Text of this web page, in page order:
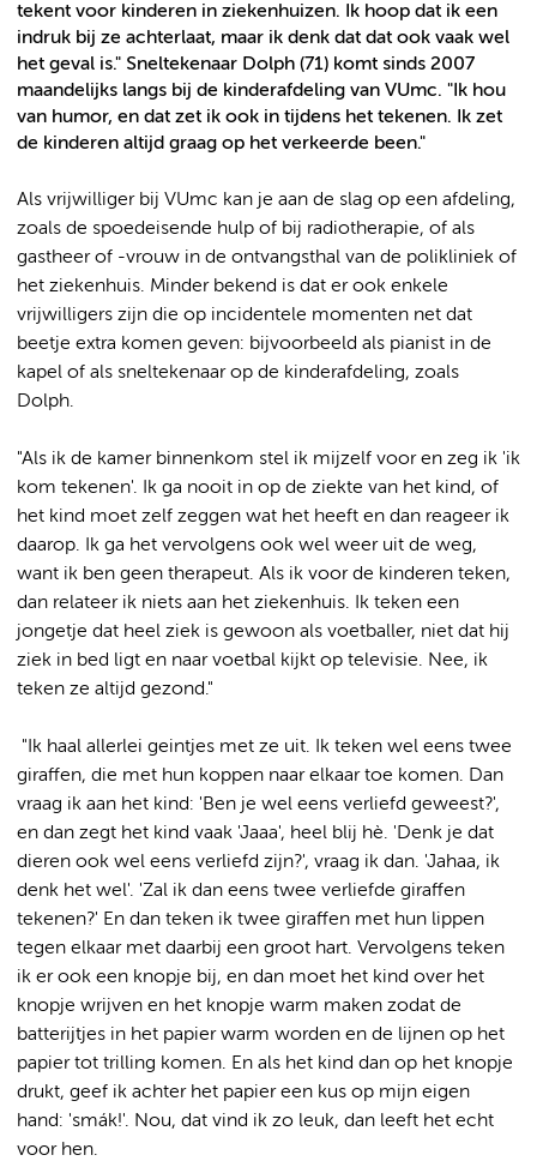
tekent voor kinderen in ziekenhuizen. Ik hoop dat ik een
indruk bij ze achterlaat, maar ik denk dat dat ook vaak wel
het geval is." Sneltekenaar Dolph (71) komt sinds 2007
maandelijks langs bij de kinderafdeling van VUmc. "Ik hou
van humor, en dat zet ik ook in tijdens het tekenen. Ik zet
de kinderen altijd graag op het verkeerde been."
Als vrijwilliger bij VUmc kan je aan de slag op een afdeling,
zoals de spoedeisende hulp of bij radiotherapie, of als
gastheer of -vrouw in de ontvangsthal van de polikliniek of
het ziekenhuis. Minder bekend is dat er ook enkele
vrijwilligers zijn die op incidentele momenten net dat
beetje extra komen geven: bijvoorbeeld als pianist in de
kapel of als sneltekenaar op de kinderafdeling, zoals
Dolph.
"Als ik de kamer binnenkom stel ik mijzelf voor en zeg ik 'ik
kom tekenen'. Ik ga nooit in op de ziekte van het kind, of
het kind moet zelf zeggen wat het heeft en dan reageer ik
daarop. Ik ga het vervolgens ook wel weer uit de weg,
want ik ben geen therapeut. Als ik voor de kinderen teken,
dan relateer ik niets aan het ziekenhuis. Ik teken een
jongetje dat heel ziek is gewoon als voetballer, niet dat hij
ziek in bed ligt en naar voetbal kijkt op televisie. Nee, ik
teken ze altijd gezond."
"Ik haal allerlei geintjes met ze uit. Ik teken wel eens twee
giraffen, die met hun koppen naar elkaar toe komen. Dan
vraag ik aan het kind: 'Ben je wel eens verliefd geweest?',
en dan zegt het kind vaak 'Jaaa', heel blij hè. 'Denk je dat
dieren ook wel eens verliefd zijn?', vraag ik dan. 'Jahaa, ik
denk het wel'. 'Zal ik dan eens twee verliefde giraffen
tekenen?' En dan teken ik twee giraffen met hun lippen
tegen elkaar met daarbij een groot hart. Vervolgens teken
ik er ook een knopje bij, en dan moet het kind over het
knopje wrijven en het knopje warm maken zodat de
batterijtjes in het papier warm worden en de lijnen op het
papier tot trilling komen. En als het kind dan op het knopje
drukt, geef ik achter het papier een kus op mijn eigen
hand: 'smák!'. Nou, dat vind ik zo leuk, dan leeft het echt
voor hen.